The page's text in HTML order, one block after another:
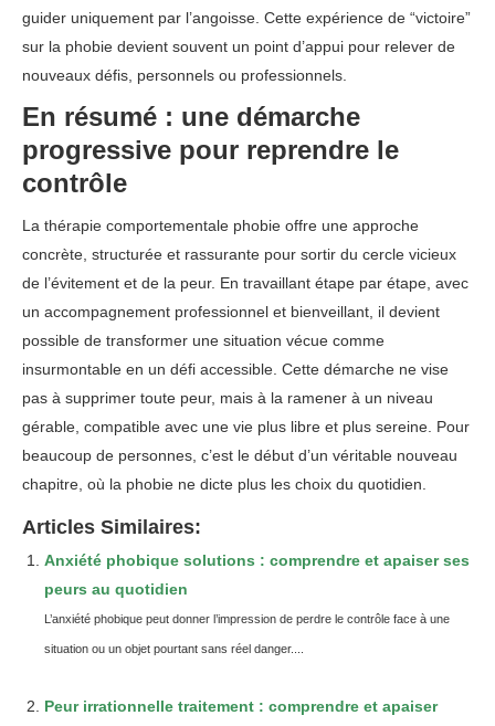
guider uniquement par l’angoisse. Cette expérience de “victoire”
sur la phobie devient souvent un point d’appui pour relever de
nouveaux défis, personnels ou professionnels.
En résumé : une démarche
progressive pour reprendre le
contrôle
La thérapie comportementale phobie offre une approche
concrète, structurée et rassurante pour sortir du cercle vicieux
de l’évitement et de la peur. En travaillant étape par étape, avec
un accompagnement professionnel et bienveillant, il devient
possible de transformer une situation vécue comme
insurmontable en un défi accessible. Cette démarche ne vise
pas à supprimer toute peur, mais à la ramener à un niveau
gérable, compatible avec une vie plus libre et plus sereine. Pour
beaucoup de personnes, c’est le début d’un véritable nouveau
chapitre, où la phobie ne dicte plus les choix du quotidien.
Articles Similaires:
Anxiété phobique solutions : comprendre et apaiser ses
peurs au quotidien
L’anxiété phobique peut donner l’impression de perdre le contrôle face à une
situation ou un objet pourtant sans réel danger....
Peur irrationnelle traitement : comprendre et apaiser